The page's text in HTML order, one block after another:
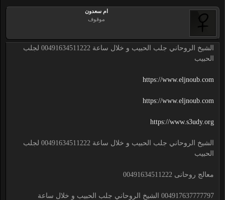
ام سعدون
موقوف
الشيخ الروحاني جلب الحبيب و خلال ساعة 00491634511222 لجلب
الحبيب
https://www.eljnoub.com
https://www.eljnoub.com
https://www.s3udy.org
الشيخ الروحاني جلب الحبيب و خلال ساعة 00491634511222 لجلب
الحبيب
معالج روحانى 00491634511222
004917637777797 الشيخ الروحاني جلب الحبيب و خلال ساعة